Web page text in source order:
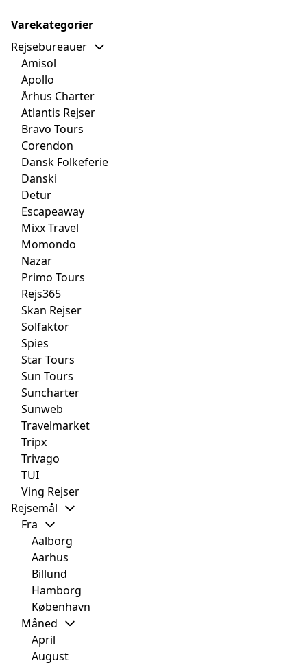
Varekategorier
Rejsebureauer
Amisol
Apollo
Århus Charter
Atlantis Rejser
Bravo Tours
Corendon
Dansk Folkeferie
Danski
Detur
Escapeaway
Mixx Travel
Momondo
Nazar
Primo Tours
Rejs365
Skan Rejser
Solfaktor
Spies
Star Tours
Sun Tours
Suncharter
Sunweb
Travelmarket
Tripx
Trivago
TUI
Ving Rejser
Rejsemål
Fra
Aalborg
Aarhus
Billund
Hamborg
København
Måned
April
August